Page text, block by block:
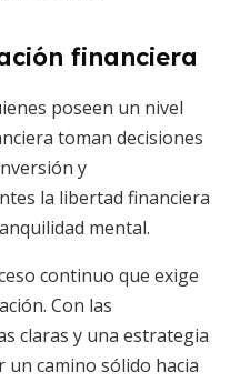
financiera
poseen un nivel
toman decisiones
y
la libertad financiera
mental.
continuo que exige
Con las
claras y una estrategia
camino sólido hacia